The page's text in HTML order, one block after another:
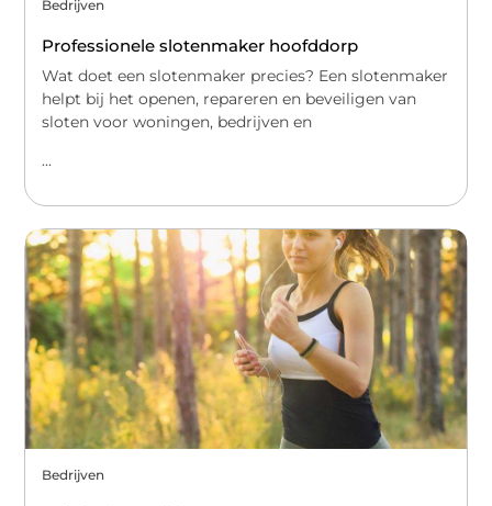
Bedrijven
Professionele slotenmaker hoofddorp
Wat doet een slotenmaker precies? Een slotenmaker
helpt bij het openen, repareren en beveiligen van
sloten voor woningen, bedrijven en
...
Bedrijven